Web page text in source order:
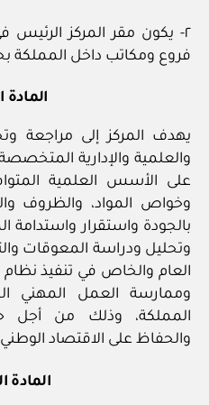
٢‏- يكون مقر المركز الرئيس
فروع ومكاتب داخل المملكة
المادة
يهدف المركز إلى مراجعة
والعلمية والإدارية
على الأسس العلمية
وخواص المواد، والظروف
بالجودة واستقرار واستدامة
وتحليل ودراسة المعوقات
العام والخاص في تنفيذ نظام
وممارسة العمل المهني
المملكة، وذلك من أجل
والحفاظ على الاقتصاد
المادة